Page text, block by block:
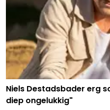
Niels Destadsbader erg
diep ongelukkig"